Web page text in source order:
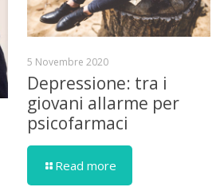
5 Novembre 2020
Depressione: tra i
giovani allarme per
psicofarmaci
Read more